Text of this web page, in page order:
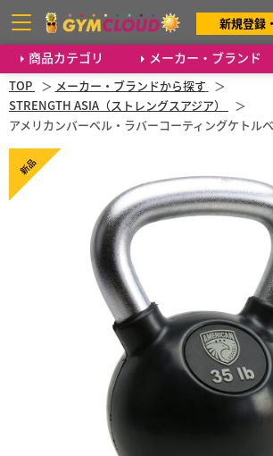
商品カテゴリ メーカー・ブランド
新規登録
TOP
メーカー・ブランドから探す
STRENGTH ASIA（ストレングスアジア）
アメリカンバーベル・ラバーコーティングケトル
新品